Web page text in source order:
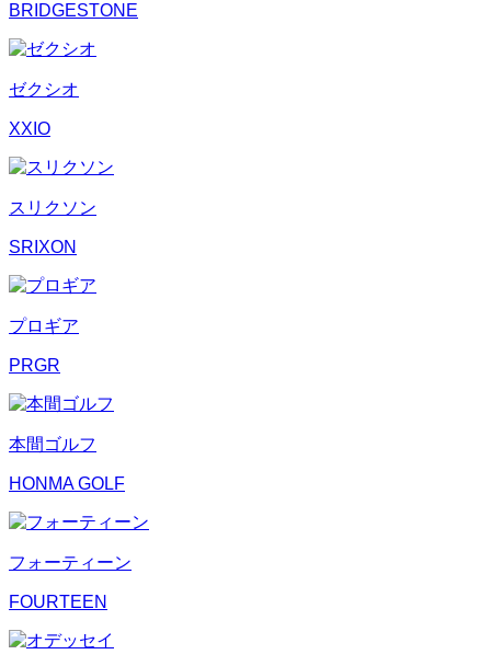
BRIDGESTONE
ゼクシオ
XXIO
スリクソン
SRIXON
プロギア
PRGR
本間ゴルフ
HONMA GOLF
フォーティーン
FOURTEEN